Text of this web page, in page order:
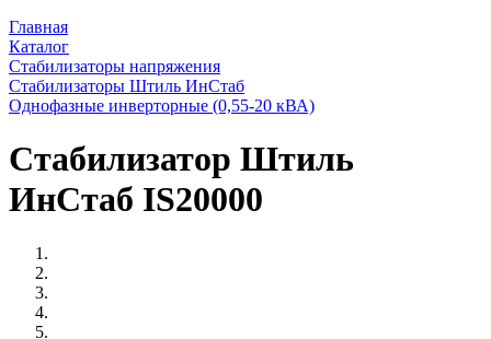
Главная
Каталог
Стабилизаторы напряжения
Стабилизаторы Штиль ИнСтаб
Однофазные инверторные (0,55-20 кВА)
Стабилизатор Штиль
ИнСтаб IS20000